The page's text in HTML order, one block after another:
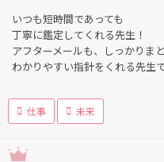
いつも短時間であっても
丁寧に鑑定してくれる先生！
アフターメールも、しっかりま
わかりやすい指針をくれる先生
仕事 未来